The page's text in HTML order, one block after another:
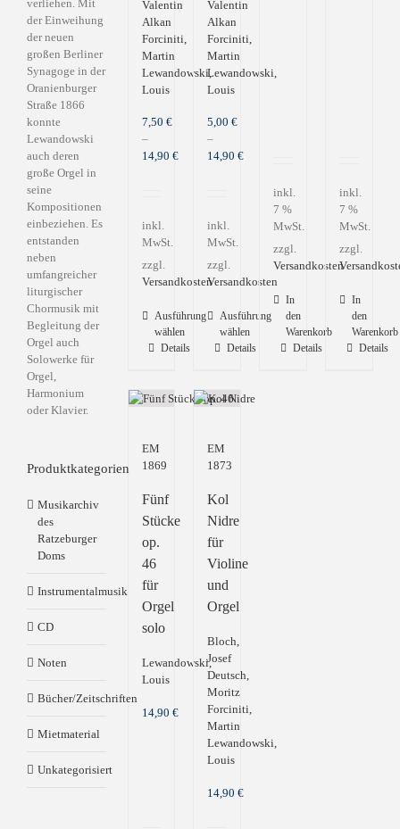
Valentin
Alkan
Forciniti,
Martin
Lewandowski,
Louis
7,50 €
–
14,90 €
inkl.
MwSt.
zzgl.
Versandkosten
Ausführung
wählen
Dieses
Produkt
weist
auf.
können
auf
Produktseite
gewählt
Details
Valentin
Alkan
Forciniti,
Martin
Lewandowski,
Louis
5,00€
–
14,90€
inkl.
MwSt.
zzgl.
Versandkosten
Ausführung
wählen
Dieses
Produkt
weist
auf.
können
auf
Produktseite
gewählt
Details
inkl.
7 %
MwSt.
zzgl.
Versandkosten
In
den
Warenkorb
Details
inkl.
7 %
MwSt.
zzgl.
In
den
Warenkorb
Details
EM
1869
Fünf
Stücke
op.
46
für
Orgel
solo
Lewandowski,
Louis
14,90 €
EM
1873
Kol
Nidre
für
Violine
und
Orgel
Bloch,
Josef
Deutsch,
Moritz
Forciniti,
Martin
Lewandowski,
Louis
14,90€
verliehen. Mit
der Einweihung
der neuen
großen Berliner
Synagoge in der
Oranienburger
Straße 1866
konnte
Lewandowski
auch deren
große Orgel in
seine
Kompositionen
einbeziehen. Es
entstanden
neben
umfangreicher
liturgischer
Chormusik mit
Begleitung der
Orgel auch
Solowerke für
Orgel,
Harmonium
oder Klavier.
Produktkategorien
Musikarchiv
des
Ratzeburger
Doms
Instrumentalmusik
CD
Noten
Bücher/Zeitschriften
Mietmaterial
Unkategorisiert